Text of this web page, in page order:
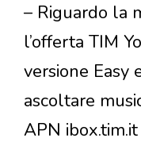
– Riguardo la
l’offerta TIM
versione Easy
ascoltare
APN